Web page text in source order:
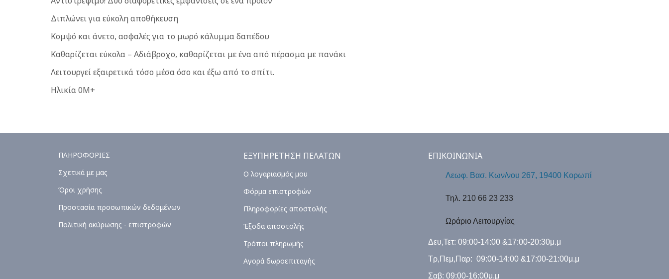
Διπλώνει για εύκολη αποθήκευση
Κομψό και άνετο, ασφαλές για το μωρό κάλυμμα δαπέδου
Καθαρίζεται εύκολα – Αδιάβροχο, καθαρίζεται με ένα από πέρασμα με πανάκι
Λειτουργεί εξαιρετικά τόσο μέσα όσο και έξω από το σπίτι.
Ηλικία 0M+
ΠΛΗΡΟΦΟΡΙΕΣ
Σχετικά με μας
Όροι χρήσης
Προστασία προσωπικών δεδομένων
Πολιτική ακύρωσης - επιστροφών
ΕΞΥΠΗΡΕΤΗΣΗ ΠΕΛΑΤΩΝ
Ο λογαριασμός μου
Φόρμα επιστροφών
Πληροφορίες αποστολής
Έξοδα αποστολής
Τρόποι πληρωμής
Αγορά δωροεπιταγής
ΕΠΙΚΟΙΝΩΝΙΑ
Λεωφ. Βασ. Κων/νου 267, 19400 Κορωπί
Τηλ. 210 66 23 233
Ωράριο Λειτουργίας
Δευ,Τετ: 09:00-14:00 &17:00-20:30μ.μ
Τρ,Πεμ,Παρ: 09:00-14:00 &17:00-21:00μ.μ
Σαβ: 09:00-16:00μ.μ